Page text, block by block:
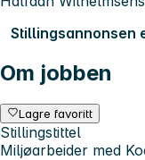
Stillingsannonsen
Om jobben
Lagre favoritt
Stillingstittel
Miljøarbeider med